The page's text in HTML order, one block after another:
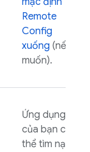
Remote
Config
xuống (nếu
muốn).
Ứng dụng
của bạn có
thể tìm nạp